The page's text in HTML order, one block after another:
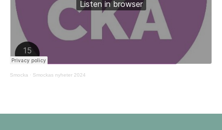
Smocka · Smockas nyheter 2024